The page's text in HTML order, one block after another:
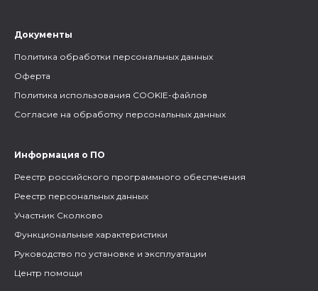
Документы
Политика обработки персональных данных
Оферта
Политика использования COOKIE-файлов
Согласие на обработку персональных данных
Информация о ПО
Реестр российского программного обеспечения
Реестр персональных данных
Участник Сколково
Функциональные характеристики
Руководство по установке и эксплуатации
Центр помощи